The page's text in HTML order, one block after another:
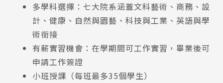
多學科選擇：七大院系涵蓋文科藝術、商務、設
計、健康、自然與園藝、科技與工業、英語與學
術銜接
有薪實習機會：在學期間可工作實習，畢業後可
申請工作簽證
小班授課（每班最多35個學生）